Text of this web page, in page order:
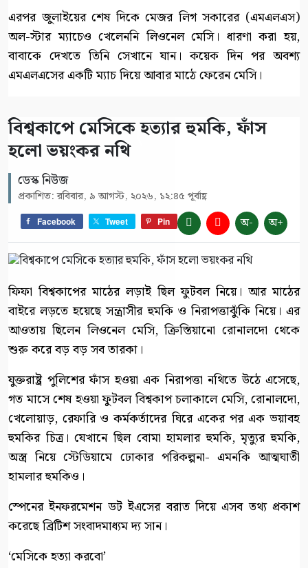
এরপর জুলাইয়ের শেষ দিকে মেজর লিগ সকারের (এমএলএস)
অল-স্টার ম্যাচেও খেলেননি লিওনেল মেসি। ধারণা করা হয়,
বাবাকে দেখতে তিনি সেখানে যান। কয়েক দিন পর অবশ্য
এমএলএসের একটি ম্যাচ দিয়ে আবার মাঠে ফেরেন মেসি।
বিশ্বকাপে মেসিকে হত্যার হুমকি, ফাঁস
হলো ভয়ংকর নথি
ডেস্ক নিউজ
প্রকাশিত: রবিবার, ৯ আগস্ট, ২০২৬, ১২:৪৫ পূর্বাহ্ণ
Facebook Tweet Pin অ- অ+
ফিফা বিশ্বকাপের মাঠের লড়াই ছিল ফুটবল নিয়ে। আর মাঠের
বাইরে লড়তে হয়েছে সন্ত্রাসীর হুমকি ও নিরাপত্তাঝুঁকি নিয়ে। এর
আওতায় ছিলেন লিওনেল মেসি, ক্রিস্তিয়ানো রোনালদো থেকে
শুরু করে বড় বড় সব তারকা।
যুক্তরাষ্ট্র পুলিশের ফাঁস হওয়া এক নিরাপত্তা নথিতে উঠে এসেছে,
গত মাসে শেষ হওয়া ফুটবল বিশ্বকাপ চলাকালে মেসি, রোনালদো,
খেলোয়াড়, রেফারি ও কর্মকর্তাদের ঘিরে একের পর এক ভয়াবহ
হুমকির চিত্র। যেখানে ছিল বোমা হামলার হুমকি, মৃত্যুর হুমকি,
অস্ত্র নিয়ে স্টেডিয়ামে ঢোকার পরিকল্পনা- এমনকি আত্মঘাতী
হামলার হুমকিও।
স্পেনের ইনফরমেশন ডট ইএসের বরাত দিয়ে এসব তথ্য প্রকাশ
করেছে ব্রিটিশ সংবাদমাধ্যম দ্য সান।
‘মেসিকে হত্যা করবো’